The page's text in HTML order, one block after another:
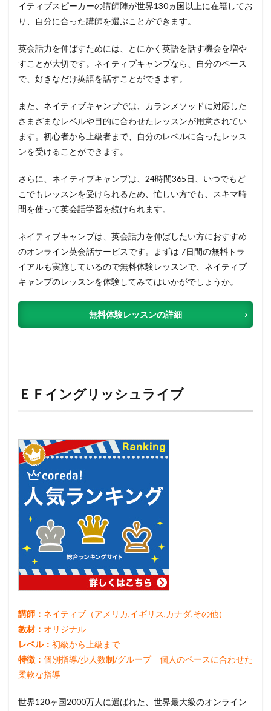
イティブスピーカーの講師陣が世界130ヵ国以上に在籍してお
り、自分に合った講師を選ぶことができます。
英会話力を伸ばすためには、とにかく英語を話す機会を増や
すことが大切です。ネイティブキャンプなら、自分のペース
で、好きなだけ英語を話すことができます。
また、ネイティブキャンプでは、カランメソッドに対応した
さまざまなレベルや目的に合わせたレッスンが用意されてい
ます。初心者から上級者まで、自分のレベルに合ったレッス
ンを受けることができます。
さらに、ネイティブキャンプは、24時間365日、いつでもど
こでもレッスンを受けられるため、忙しい方でも、スキマ時
間を使って英会話学習を続けられます。
ネイティブキャンプは、英会話力を伸ばしたい方におすすめ
のオンライン英会話サービスです。まずは 7日間の無料トラ
イアルも実施しているので無料体験レッスンで、ネイティブ
キャンプのレッスンを体験してみてはいかがでしょうか。
無料体験レッスンの詳細
ＥＦイングリッシュライブ
講師： ネイティブ（アメリカ,イギリス,カナダ,その他）
教材： オリジナル
レベル： 初級から上級まで
特徴： 個別指導/少人数制/グループ 個人のペースに合わせた
柔軟な指導
世界120ヶ国2000万人に選ばれた、世界最大級のオンライン